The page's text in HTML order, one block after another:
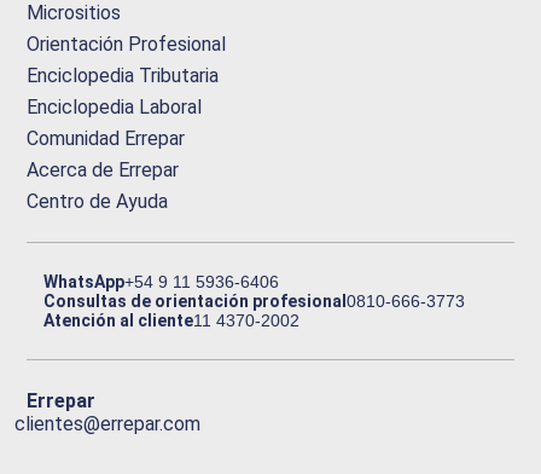
Micrositios
Orientación Profesional
Enciclopedia Tributaria
Enciclopedia Laboral
Comunidad Errepar
Acerca de Errepar
Centro de Ayuda
WhatsApp+54 9 11 5936-6406
Consultas de orientación profesional0810-666-3773
Atención al cliente11 4370-2002
Errepar
clientes@errepar.com